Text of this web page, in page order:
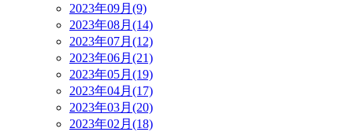
2023年09月(9)
2023年08月(14)
2023年07月(12)
2023年06月(21)
2023年05月(19)
2023年04月(17)
2023年03月(20)
2023年02月(18)